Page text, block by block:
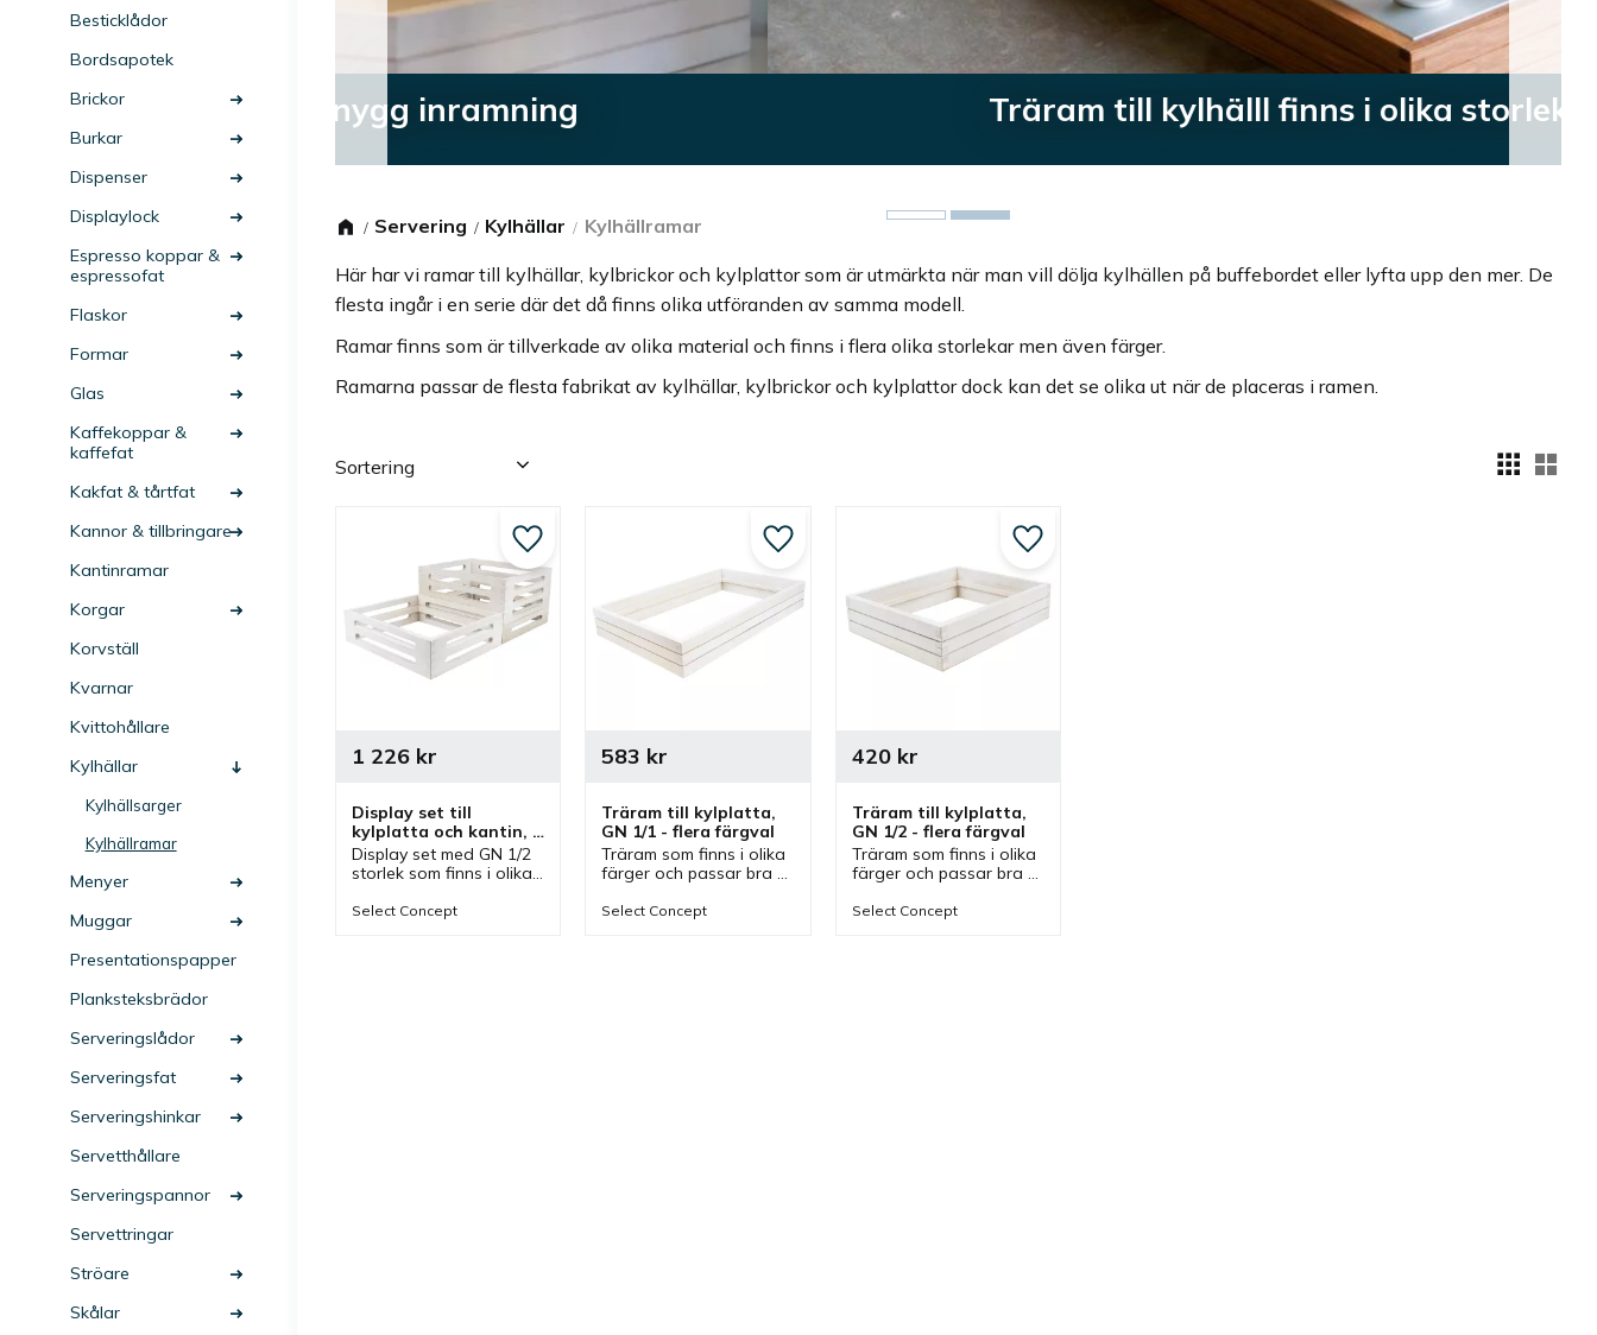
Servering Kylhällar Kylhällramar
Träram till kylhälll finns i olika storlekar och färger
Här har vi ramar till kylhällar, kylbrickor och kylplattor som är utmärkta när man vill dölja kylhällen på buffebordet eller lyfta upp den mer. De
flesta ingår i en serie där det då finns olika utföranden av samma modell.
Ramar finns som är tillverkade av olika material och finns i flera olika storlekar men även färger.
Ramarna passar de flesta fabrikat av kylhällar, kylbrickor och kylplattor dock kan det se olika ut när de placeras i ramen.
Välj sortering
Display set till
kylplatta och kantin,
GN 1/2 - flera färgval
Display set med GN 1/2
storlek som finns i olika
användas ihop med en
1 226kr
Select Concept
Lägg till i favoriter
Träram till kylplatta,
GN 1/1 - flera färgval
Träram som finns i olika
färger och passar bra
kylplattor och kylbrickor
583 kr
Select Concept
Lägg till i favoriter
Träram till kylplatta,
GN 1/2 - flera färgval
Träram som finns i olika
färger och passar bra
kylplattor och kylbrickor
420kr
Select Concept
Lägg till i favoriter
Besticklådor
Bordsapotek
Brickor
Burkar
Dispenser
Displaylock
Espresso koppar &
espressofat
Flaskor
Formar
Glas
Kaffekoppar &
kaffefat
Kakfat & tårtfat
Kannor & tillbringare
Kantinramar
Korgar
Korvställ
Kvarnar
Kvittohållare
Kylhällar
Kylhällsarger
Kylhällramar
Menyer
Muggar
Presentationspapper
Planksteksbrädor
Serveringslådor
Serveringsfat
Serveringshinkar
Servetthållare
Serveringspannor
Servettringar
Ströare
Skålar